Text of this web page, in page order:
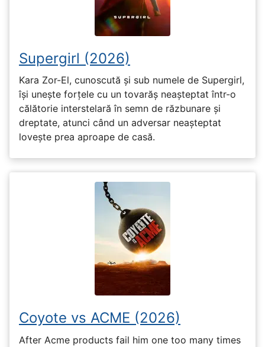
Supergirl (2026)
Kara Zor-El, cunoscută și sub numele de Supergirl,
își unește forțele cu un tovarăș neașteptat într-o
călătorie interstelară în semn de răzbunare și
dreptate, atunci când un adversar neașteptat
lovește prea aproape de casă.
Coyote vs ACME (2026)
After Acme products fail him one too many times